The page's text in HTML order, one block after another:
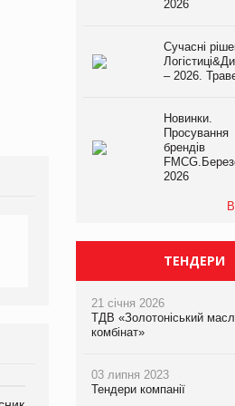
2026
Сучасні
– 2026.
Новинки.
Просування
брендів
2026
ТЕНДЕРИ
21 січня 2026
ТДВ «Золотоніський
комбінат»
03 липня 2023
Тендери компанії